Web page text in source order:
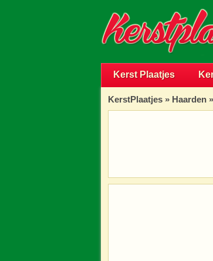
Kerst Plaatjes
KerstPlaatjes » Haarden